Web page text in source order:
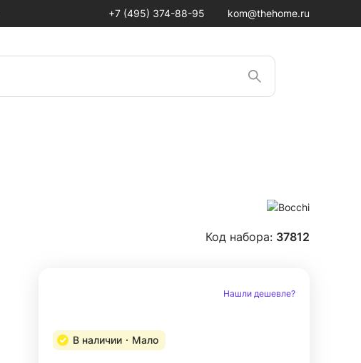
+7 (495) 374-88-95 kom@thehome.ru
Код набора: 37812
Нашли дешевле?
В наличии Мало